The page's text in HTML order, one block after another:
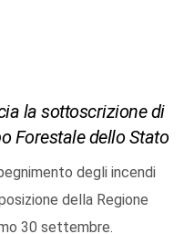
la sottoscrizione di
Forestale dello Stato
degli incendi
della Regione
30 settembre.